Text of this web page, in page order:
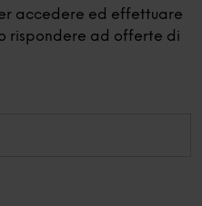
accedere ed effettuare
rispondere ad offerte di